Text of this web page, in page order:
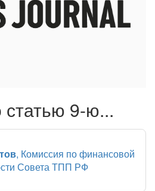
9-ю...
, Комиссия по финансовой
Совета ТПП РФ